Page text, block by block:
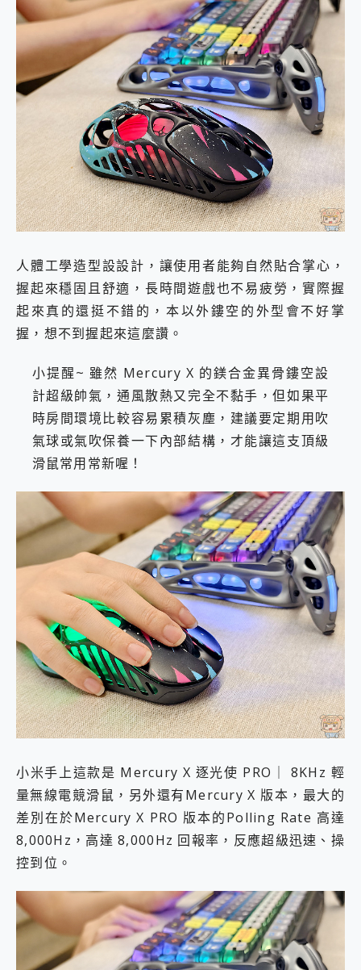
人體工學造型設設計，讓使用者能夠自然貼合掌心，
握起來穩固且舒適，長時間遊戲也不易疲勞，實際握
起來真的還挺不錯的，本以外鏤空的外型會不好掌
握，想不到握起來這麼讚。
小提醒~ 雖然 Mercury X 的鎂合金異骨鏤空設
計超級帥氣，通風散熱又完全不黏手，但如果平
時房間環境比較容易累積灰塵，建議要定期用吹
氣球或氣吹保養一下內部結構，才能讓這支頂級
滑鼠常用常新喔！
小米手上這款是 Mercury X 逐光使 PRO｜ 8KHz 輕
量無線電競滑鼠，另外還有Mercury X 版本，最大的
差別在於Mercury X PRO 版本的Polling Rate 高達
8,000Hz，高達 8,000Hz 回報率，反應超級迅速、操
控到位。